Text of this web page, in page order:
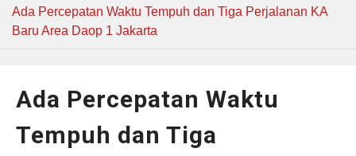
Ada Percepatan Waktu Tempuh dan Tiga Perjalanan KA
Baru Area Daop 1 Jakarta
Ada Percepatan Waktu
Tempuh dan Tiga